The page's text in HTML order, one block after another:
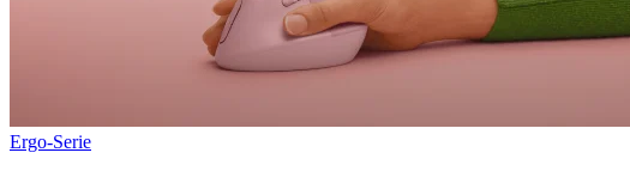
Ergo-Serie